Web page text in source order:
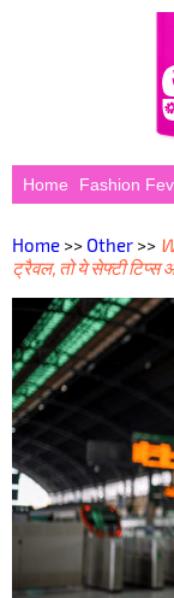
Home Fashion
Home >> Other >>
ट्रैवल, तो ये सेफ्टी टिप्स